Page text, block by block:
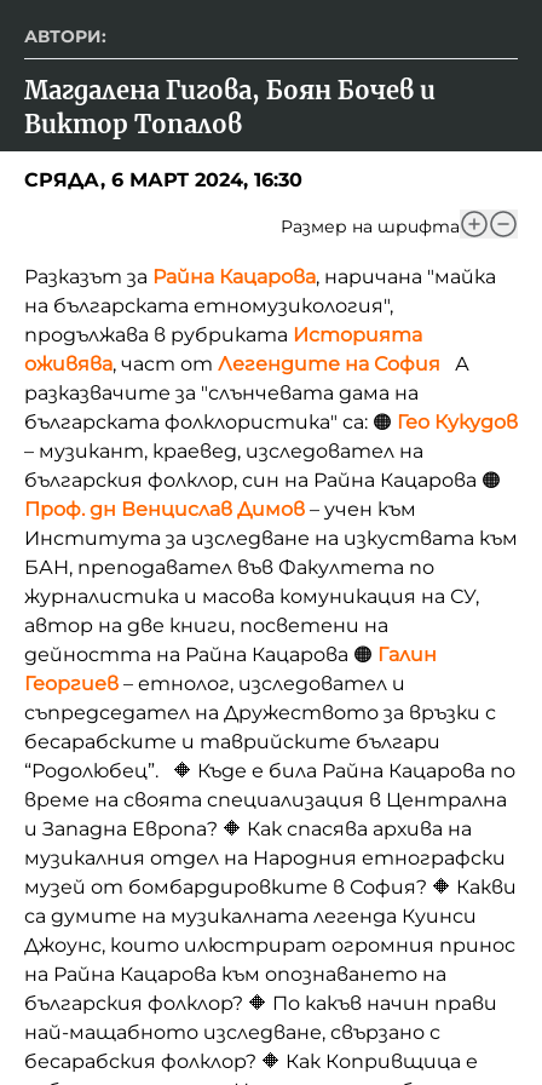
АВТОРИ:
Магдалена Гигова, Боян Бочев и
Виктор Топалов
СРЯДА, 6 МАРТ 2024, 16:30
Размер на шрифта
Разказът за Райна Кацарова, наричана "майка
на българската етномузикология",
продължава в рубриката Историята
оживява, част от Легендите на София А
разказвачите за "слънчевата дама на
българската фолклористика" са: 🟠 Гео Кукудов
– музикант, краевед, изследовател на
българския фолклор, син на Райна Кацарова 🟠
Проф. дн Венцислав Димов – учен към
Института за изследване на изкуствата към
БАН, преподавател във Факултета по
журналистика и масова комуникация на СУ,
автор на две книги, посветени на
дейността на Райна Кацарова 🟠 Галин
Георгиев – етнолог, изследовател и
съпредседател на Дружеството за връзки с
бесарабските и таврийските българи
“Родолюбец”. 🔶 Къде е била Райна Кацарова по
време на своята специализация в Централна
и Западна Европа? 🔶 Как спасява архива на
музикалния отдел на Народния етнографски
музей от бомбардировките в София? 🔶 Какви
са думите на музикалната легенда Куинси
Джоунс, които илюстрират огромния принос
на Райна Кацарова към опознаването на
българския фолклор? 🔶 По какъв начин прави
най-мащабното изследване, свързано с
бесарабския фолклор? 🔶 Как Копривщица е